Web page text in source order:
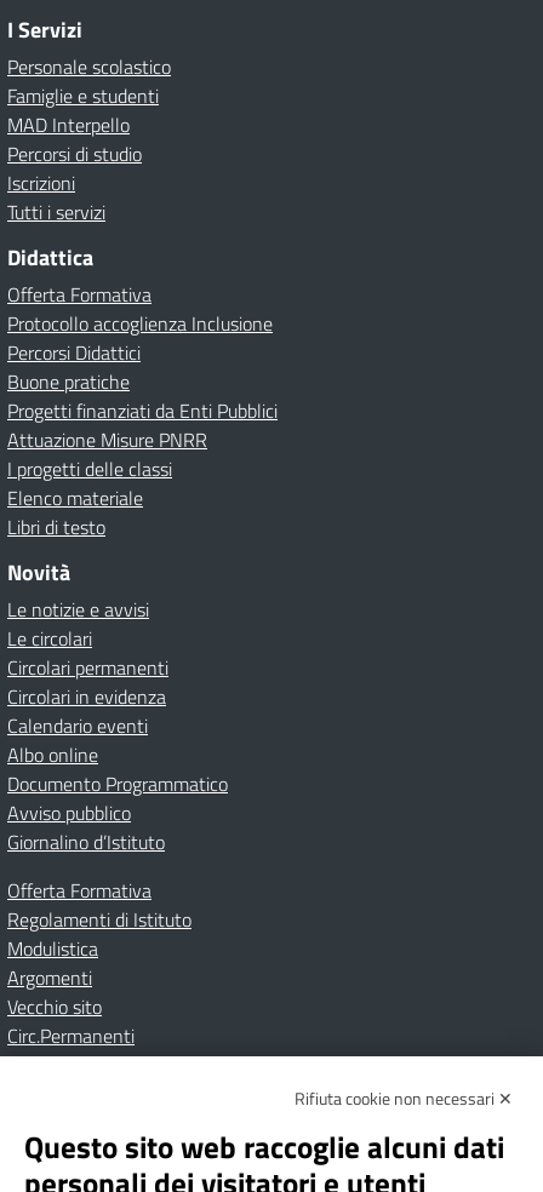
I Servizi
Personale scolastico
Famiglie e studenti
MAD Interpello
Percorsi di studio
Iscrizioni
Tutti i servizi
Didattica
Offerta Formativa
Protocollo accoglienza Inclusione
Percorsi Didattici
Buone pratiche
Progetti finanziati da Enti Pubblici
Attuazione Misure PNRR
I progetti delle classi
Elenco materiale
Libri di testo
Novità
Le notizie e avvisi
Le circolari
Circolari permanenti
Circolari in evidenza
Calendario eventi
Albo online
Documento Programmatico
Avviso pubblico
Giornalino d’Istituto
Offerta Formativa
Regolamenti di Istituto
Modulistica
Argomenti
Vecchio sito
Circ.Permanenti
Albo onlinePrivacy Policy
Dichiarazione di accessibilità
Note Legali
Rifiuta cookie non necessari ✕
Questo sito web raccoglie alcuni dati